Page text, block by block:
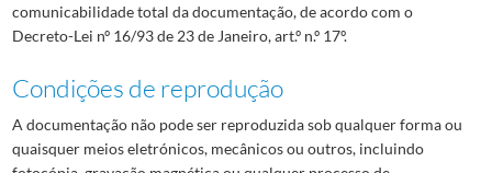
comunicabilidade total da documentação, de acordo com o
Decreto-Lei nº 16/93 de 23 de Janeiro, art.º n.º 17º.
Condições de reprodução
A documentação não pode ser reproduzida sob qualquer forma ou
quaisquer meios eletrónicos, mecânicos ou outros, incluindo